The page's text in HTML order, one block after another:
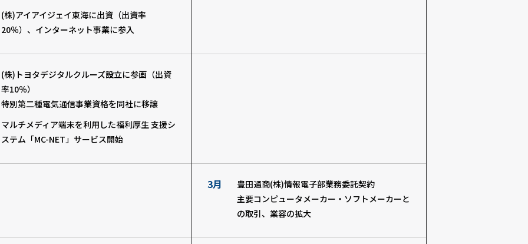
(株)アイアイジェイ東海に出資（出資率
20％）、インターネット事業に参入
(株)トヨタデジタルクルーズ設立に参画（出資
率10％）
特別第二種電気通信事業資格を同社に移譲
マルチメディア端末を利用した福利厚生 支援シ
ステム「MC-NET」サービス開始
3月
豊田通商(株)情報電子部業務委託契約
主要コンピュータメーカー・ソフトメーカーと
の取引、業容の拡大